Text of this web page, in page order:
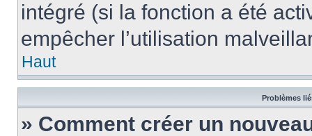
intégré (si la fonction a été
empêcher l’utilisation
Haut
Problèmes
» Comment créer un